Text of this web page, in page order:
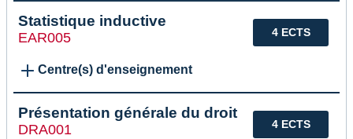
4 ECTS
Statistique inductive
EAR005
Centre(s) d'enseignement
4 ECTS
Présentation générale du droit
DRA001